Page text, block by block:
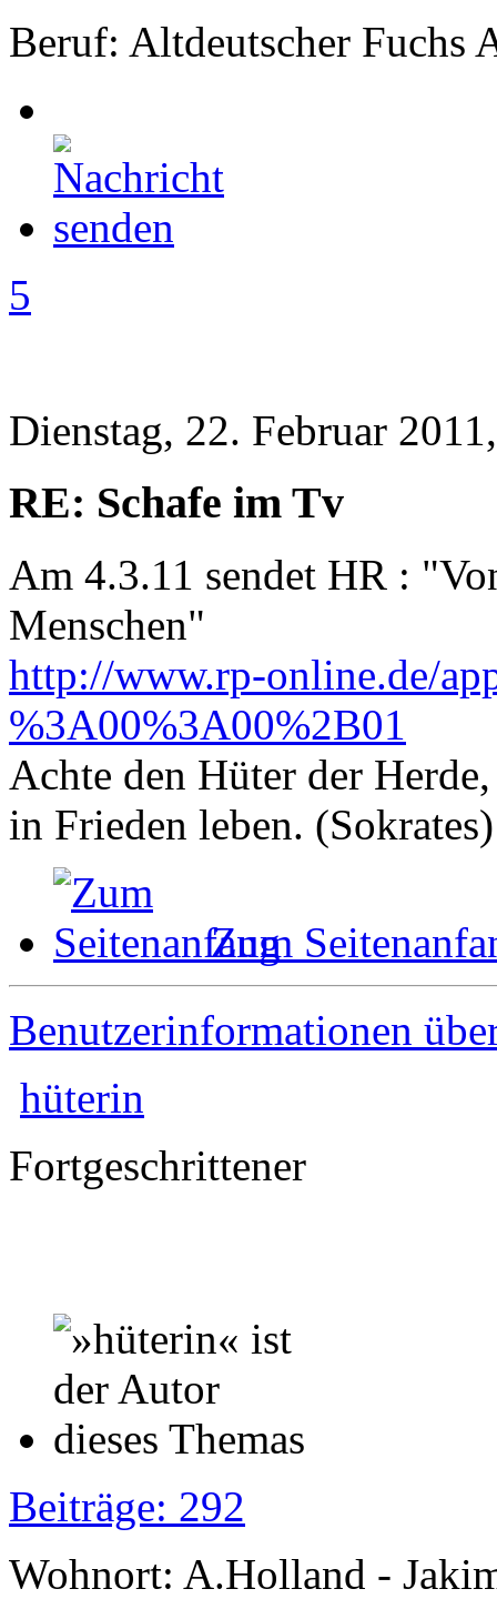
Beruf: Altdeutscher Fuchs
5
Dienstag, 22. Februar
RE: Schafe im Tv
Am 4.3.11 sendet HR :
Menschen"
http://www.rp-online.de/
%3A00%3A00%2B01
Achte den Hüter der
in Frieden leben. (Sokrates)
Zum
Benutzerinformationen
hüterin
Fortgeschrittener
Beiträge: 292
Wohnort: A.Holland -